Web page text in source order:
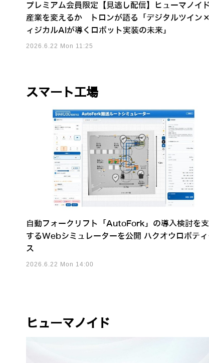
プレミアム会員限定【見逃し配信】ヒューマノイ
産業を変えるか トロンが語る「デジタルツイン
ィジカルAIが導くロボット実装の未来」
2026.6.22 Mon 11:25
スマート工場
自動フォークリフト「AutoFork」の導入検討を
するWebシミュレーターを公開 ハクオウロボティ
ス
2026.6.22 Mon 14:00
ヒューマノイド